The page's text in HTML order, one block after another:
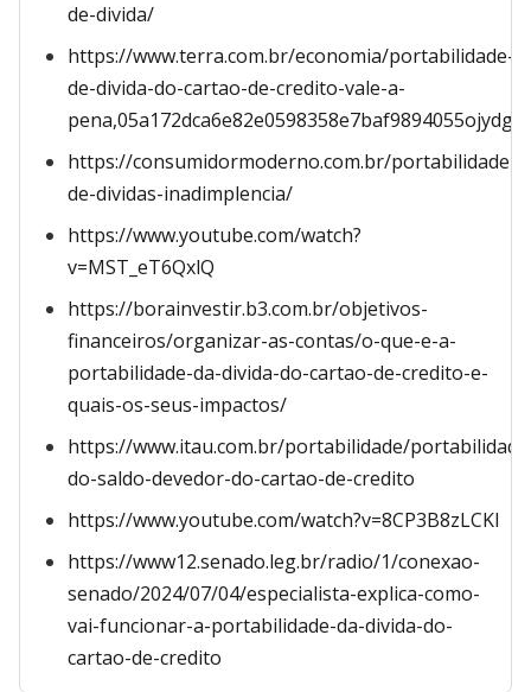
de-divida/
https://www.terra.com.br/economia/portabilidade-
de-divida-do-cartao-de-credito-vale-a-
https://consumidormoderno.com.br/portabilidade-
de-dividas-inadimplencia/
https://www.youtube.com/watch?
v=MST_eT6QxlQ
https://borainvestir.b3.com.br/objetivos-
financeiros/organizar-as-contas/o-que-e-a-
portabilidade-da-divida-do-cartao-de-credito-e-
quais-os-seus-impactos/
https://www.itau.com.br/portabilidade/
do-saldo-devedor-do-cartao-de-credito
https://www.youtube.com/watch?v=8CP3B8zLCKI
https://www12.senado.leg.br/radio/1/conexao-
senado/2024/07/04/especialista-explica-como-
vai-funcionar-a-portabilidade-da-divida-do-
cartao-de-credito